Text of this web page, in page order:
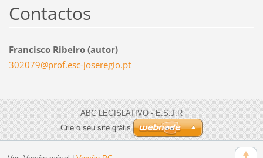
Contactos
Francisco Ribeiro (autor)
302079@prof.esc-joseregio.pt
ABC LEGISLATIVO - E.S.J.R
Crie o seu site grátis